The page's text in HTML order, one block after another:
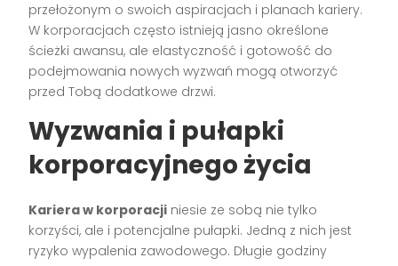
przełożonym o swoich aspiracjach i planach kariery.
W korporacjach często istnieją jasno określone
ścieżki awansu, ale elastyczność i gotowość do
podejmowania nowych wyzwań mogą otworzyć
przed Tobą dodatkowe drzwi.
Wyzwania i pułapki
korporacyjnego życia
Kariera w korporacji niesie ze sobą nie tylko
korzyści, ale i potencjalne pułapki. Jedną z nich jest
ryzyko wypalenia zawodowego. Długie godziny